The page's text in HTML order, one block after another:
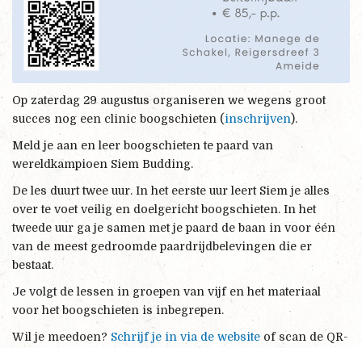
Op zaterdag 29 augustus organiseren we wegens groot
succes nog een clinic boogschieten (inschrijven).
Meld je aan en leer boogschieten te paard van
wereldkampioen Siem Budding.
De les duurt twee uur. In het eerste uur leert Siem je alles
over te voet veilig en doelgericht boogschieten. In het
tweede uur ga je samen met je paard de baan in voor één
van de meest gedroomde paardrijdbelevingen die er
bestaat.
Je volgt de lessen in groepen van vijf en het materiaal
voor het boogschieten is inbegrepen.
Wil je meedoen? Schrijf je in via de website of scan de QR-